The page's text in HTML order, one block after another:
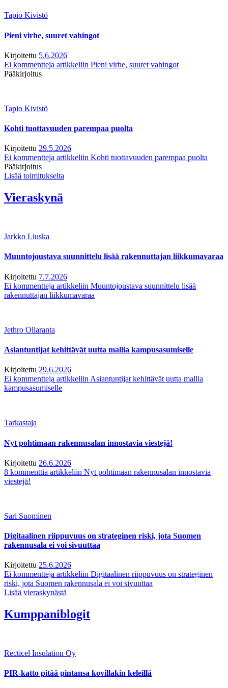
Tapio Kivistö
Pieni virhe, suuret vahingot
Kirjoitettu 5.6.2026
Ei kommentteja artikkeliin Pieni virhe, suuret vahingot
Pääkirjoitus
Tapio Kivistö
Kohti tuottavuuden parempaa puolta
Kirjoitettu 29.5.2026
Ei kommentteja artikkeliin Kohti tuottavuuden parempaa puolta
Pääkirjoitus
Lisää toimitukselta
Vieraskynä
Jarkko Liuska
Muuntojoustava suunnittelu lisää rakennuttajan liikkumavaraa
Kirjoitettu 7.7.2026
Ei kommentteja artikkeliin Muuntojoustava suunnittelu lisää
rakennuttajan liikkumavaraa
Jethro Ollaranta
Asiantuntijat kehittävät uutta mallia kampusasumiselle
Kirjoitettu 29.6.2026
Ei kommentteja artikkeliin Asiantuntijat kehittävät uutta mallia
kampusasumiselle
Tarkastaja
Nyt pohtimaan rakennusalan innostavia viestejä!
Kirjoitettu 26.6.2026
8 kommenttia artikkeliin Nyt pohtimaan rakennusalan innostavia
viestejä!
Sari Suominen
Digitaalinen riippuvuus on strateginen riski, jota Suomen
rakennusala ei voi sivuuttaa
Kirjoitettu 25.6.2026
Ei kommentteja artikkeliin Digitaalinen riippuvuus on strateginen
riski, jota Suomen rakennusala ei voi sivuuttaa
Lisää vieraskynästä
Kumppaniblogit
Recticel Insulation Oy
PIR-katto pitää pintansa kovillakin keleillä